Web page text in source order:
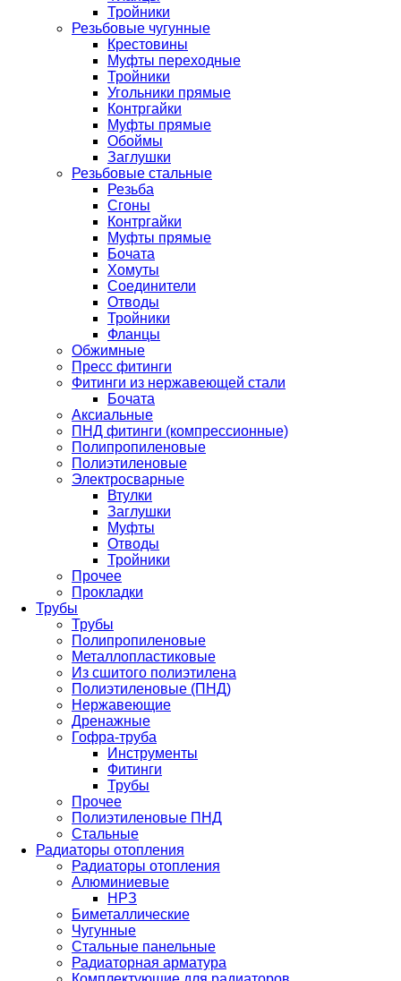
Тройники
Резьбовые чугунные
Крестовины
Муфты переходные
Тройники
Угольники прямые
Контргайки
Муфты прямые
Обоймы
Заглушки
Резьбовые стальные
Резьба
Сгоны
Контргайки
Муфты прямые
Бочата
Хомуты
Соединители
Отводы
Тройники
Фланцы
Обжимные
Пресс фитинги
Фитинги из нержавеющей стали
Бочата
Аксиальные
ПНД фитинги (компрессионные)
Полипропиленовые
Полиэтиленовые
Электросварные
Втулки
Заглушки
Муфты
Отводы
Тройники
Прочее
Прокладки
Трубы
Трубы
Полипропиленовые
Металлопластиковые
Из сшитого полиэтилена
Полиэтиленовые (ПНД)
Нержавеющие
Дренажные
Гофра-труба
Инструменты
Фитинги
Трубы
Прочее
Полиэтиленовые ПНД
Стальные
Радиаторы отопления
Радиаторы отопления
Алюминиевые
НРЗ
Биметаллические
Чугунные
Стальные панельные
Радиаторная арматура